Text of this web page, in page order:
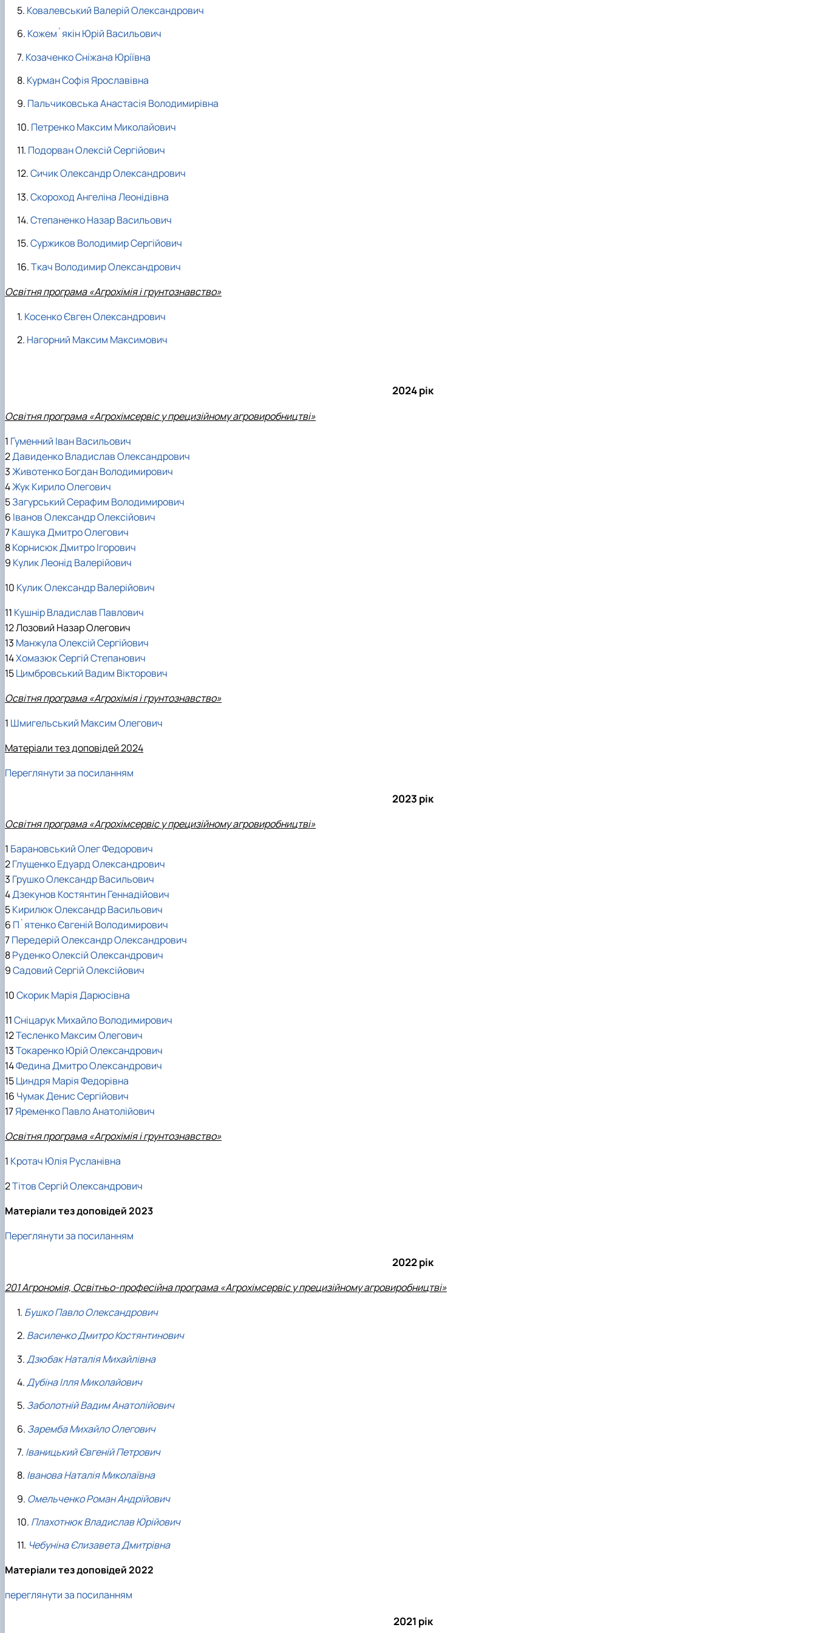
Ковалевський Валерій Олександрович
Кожем`якін Юрій Васильович
Козаченко Сніжана Юріївна
Курман Софія Ярославівна
Пальчиковська Анастасія Володимирівна
Петренко Максим Миколайович
Подорван Олексій Сергійович
Сичик Олександр Олександрович
Скороход Ангеліна Леонідівна
Степаненко Назар Васильович
Суржиков Володимир Сергійович
Ткач Володимир Олександрович
Освітня програма «Агрохімія і грунтознавство»
Косенко Євген Олександрович
Нагорний Максим Максимович
2024 рік
Освітня програма «Агрохімсервіс у прецизійному агровиробництві»
1 Гуменний Іван Васильович
2Давиденко Владислав Олександрович
3Животенко Богдан Володимирович
4Жук Кирило Олегович
5Загурський Серафим Володимирович
6 Іванов Олександр Олексійович
7Кашука Дмитро Олегович
8Корнисюк Дмитро Ігорович
9 Кулик Леонід Валерійович
10 Кулик Олександр Валерійович
11 Кушнір Владислав Павлович
12 Лозовий Назар Олегович
13 Манжула Олексій Сергійович
14Хомазюк Сергій Степанович
15Цимбровський Вадим Вікторович
Освітня програма «Агрохімія і грунтознавство»
1 Шмигельський Максим Олегович
Матеріали тез доповідей 2024
Переглянути за посиланням
2023 рік
Освітня програма «Агрохімсервіс у прецизійному агровиробництві»
1 Барановський Олег Федорович
2Глущенко Едуард Олександрович
3 Грушко Олександр Васильович
4Дзекунов Костянтин Геннадійович
5Кирилюк Олександр Васильович
6 П`ятенко Євгеній Володимирович
7Передерій Олександр Олександрович
8Руденко Олексій Олександрович
9Садовий Сергій Олексійович
10Скорик Марія Дарюсівна
11Сніцарук Михайло Володимирович
12Тесленко Максим Олегович
13Токаренко Юрій Олександрович
14Федина Дмитро Олександрович
15Циндря Марія Федорівна
16 Чумак Денис Сергійович
17Яременко Павло Анатолійович
Освітня програма «Агрохімія і грунтознавство»
1 Кротач Юлія Русланівна
2Тітов Сергій Олександрович
Матеріали тез доповідей 2023
Переглянути за посиланням
2022 рік
201 Агрономія, Освітньо-професійна програма «Агрохімсервіс у прецизійному агровиробництві»
Бушко Павло Олександрович
Василенко Дмитро Костянтинович
Дзюбак Наталія Михайлівна
Дубіна Ілля Миколайович
Заболотній Вадим Анатолійович
Заремба Михайло Олегович
Іваницький Євгеній Петрович
Іванова Наталія Миколаївна
Омельченко Роман Андрійович
Плахотнюк Владислав Юрійович
Чебуніна Єлизавета Дмитрівна
Матеріали тез доповідей 2022
переглянути за посиланням
2021 рік